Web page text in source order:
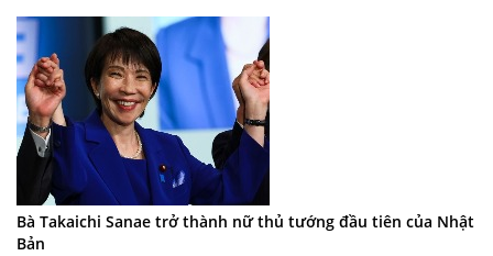
Bà Takaichi Sanae trở thành nữ thủ tướng đầu tiên của Nhật
Bản